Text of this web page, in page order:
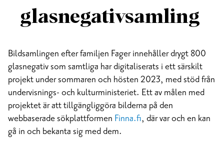
glasnegativsamling
Bildsamlingen efter familjen Fager innehåller drygt 800
glasnegativ som samtliga har digitaliserats i ett särskilt
projekt under sommaren och hösten 2023, med stöd från
undervisnings- och kulturministeriet. Ett av målen med
projektet är att tillgängliggöra bilderna på den
webbaserade sökplattformen Finna.fi, där var och en kan
gå in och bekanta sig med dem.